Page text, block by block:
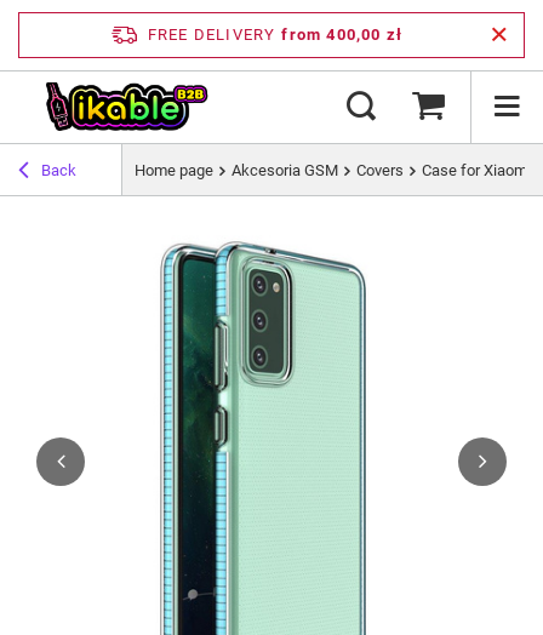
FREE DELIVERY from 400,00 zł
Back Home page Akcesoria GSM Covers Case for Xiaomi